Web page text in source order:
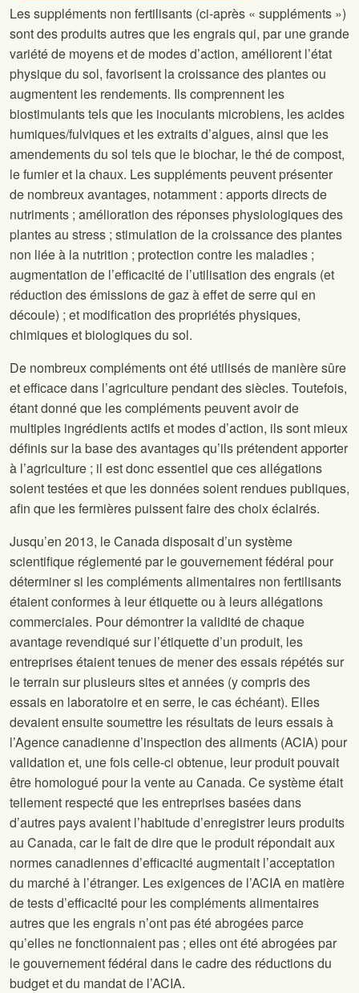
Les suppléments non fertilisants (ci-après « suppléments »)
sont des produits autres que les engrais qui, par une grande
variété de moyens et de modes d’action, améliorent l’état
physique du sol, favorisent la croissance des plantes ou
augmentent les rendements. Ils comprennent les
biostimulants tels que les inoculants microbiens, les acides
humiques/fulviques et les extraits d’algues, ainsi que les
amendements du sol tels que le biochar, le thé de compost,
le fumier et la chaux. Les suppléments peuvent présenter
de nombreux avantages, notamment : apports directs de
nutriments ; amélioration des réponses physiologiques des
plantes au stress ; stimulation de la croissance des plantes
non liée à la nutrition ; protection contre les maladies ;
augmentation de l’efficacité de l’utilisation des engrais (et
réduction des émissions de gaz à effet de serre qui en
découle) ; et modification des propriétés physiques,
chimiques et biologiques du sol.
De nombreux compléments ont été utilisés de manière sûre
et efficace dans l’agriculture pendant des siècles. Toutefois,
étant donné que les compléments peuvent avoir de
multiples ingrédients actifs et modes d’action, ils sont mieux
définis sur la base des avantages qu’ils prétendent apporter
à l’agriculture ; il est donc essentiel que ces allégations
soient testées et que les données soient rendues publiques,
afin que les fermières puissent faire des choix éclairés.
Jusqu’en 2013, le Canada disposait d’un système
scientifique réglementé par le gouvernement fédéral pour
déterminer si les compléments alimentaires non fertilisants
étaient conformes à leur étiquette ou à leurs allégations
commerciales. Pour démontrer la validité de chaque
avantage revendiqué sur l’étiquette d’un produit, les
entreprises étaient tenues de mener des essais répétés sur
le terrain sur plusieurs sites et années (y compris des
essais en laboratoire et en serre, le cas échéant). Elles
devaient ensuite soumettre les résultats de leurs essais à
l’Agence canadienne d’inspection des aliments (ACIA) pour
validation et, une fois celle-ci obtenue, leur produit pouvait
être homologué pour la vente au Canada. Ce système était
tellement respecté que les entreprises basées dans
d’autres pays avaient l’habitude d’enregistrer leurs produits
au Canada, car le fait de dire que le produit répondait aux
normes canadiennes d’efficacité augmentait l’acceptation
du marché à l’étranger. Les exigences de l’ACIA en matière
de tests d’efficacité pour les compléments alimentaires
autres que les engrais n’ont pas été abrogées parce
qu’elles ne fonctionnaient pas ; elles ont été abrogées par
le gouvernement fédéral dans le cadre des réductions du
budget et du mandat de l’ACIA.